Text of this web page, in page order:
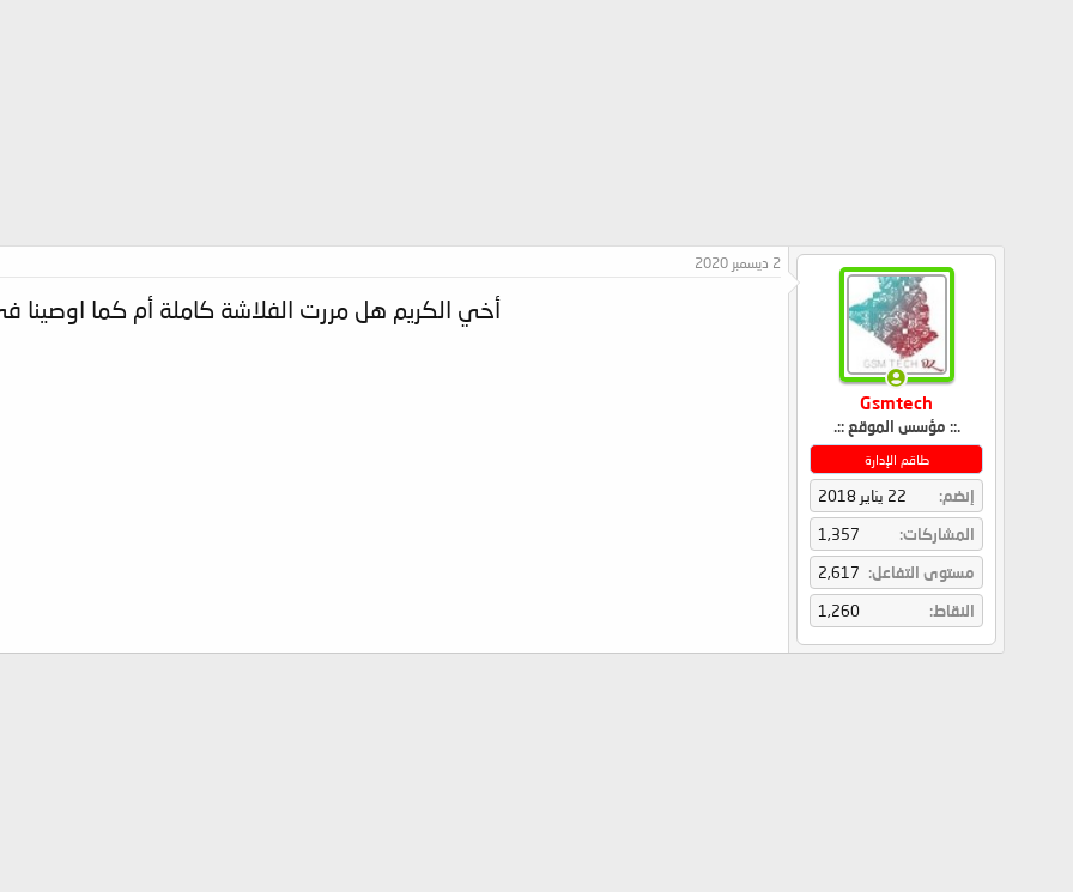
Gsmtech
.:: مؤسس الموقع ::.
طاقم الإدارة
إنضم
22 يناير 2018
المشاركات
1,357
مستوى التفاعل
2,617
النقاط
1,260
2 ديسمبر 2020
أخي الكريم هل مررت الفلاشة كاملة أم كما اوصينا